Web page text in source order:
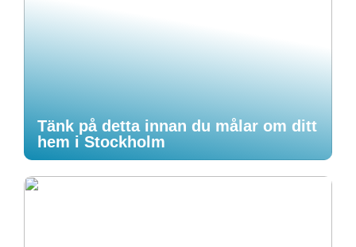
Tänk på detta innan du målar om ditt
hem i Stockholm